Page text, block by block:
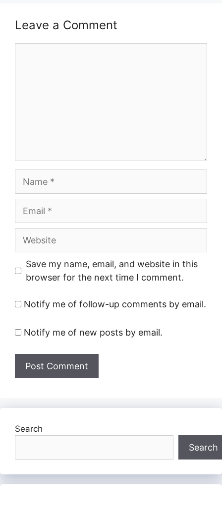
Leave a Comment
Name
Email
Website
Save my name, email, and website in this
browser for the next time I comment.
Notify me of follow-up comments by email.
Notify me of new posts by email.
Search
Search